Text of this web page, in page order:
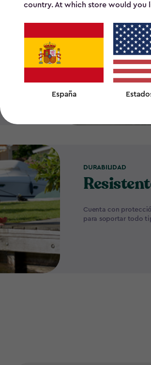
country. At which store would you
España
DURABILIDAD
Cuenta con
para soportar todo